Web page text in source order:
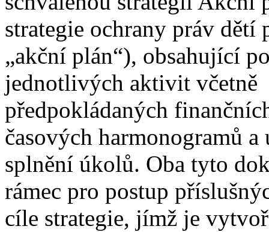
strategie ochrany práv
„akční plán“), obsahující
jednotlivých aktivit včetně
předpokládaných
časových harmonogramů
splnění úkolů. Oba tyto
rámec pro postup
cíle strategie, jímž je